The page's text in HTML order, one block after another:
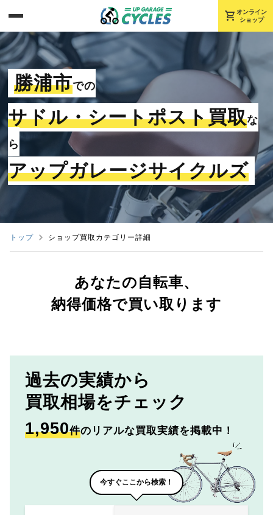
shopping_cart オンライン
ショップ
勝浦市での
サドル・シートポスト買取な
ら
アップガレージサイクルズ
トップ ショップ買取カテゴリー詳細
あなたの自転車、
納得価格で買い取ります
過去の実績から
買取相場をチェック
1,950件のリアルな買取実績を掲載中！
今すぐここから検索！